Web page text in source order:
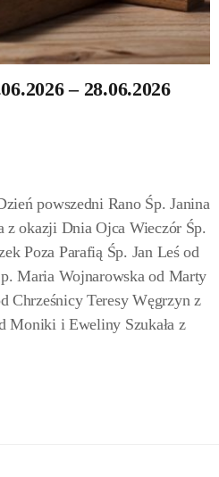
– 28.06.2026
powszedni Rano Śp. Janina
z okazji Dnia Ojca Wieczór Śp.
Poza Parafią Śp. Jan Leś od
Maria Wojnarowska od Marty
Chrześnicy Teresy Węgrzyn z
Moniki i Eweliny Szukała z